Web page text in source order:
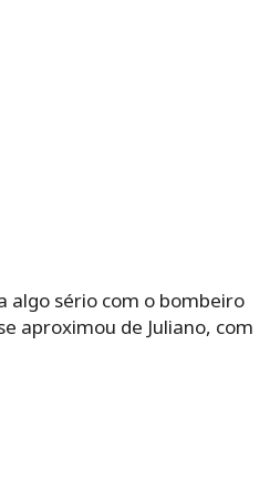
algo sério com o bombeiro
aproximou de Juliano, com